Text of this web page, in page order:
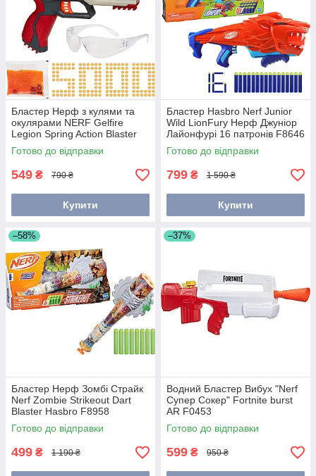
будь-яких місій або битв!
Функціональність
В набори Нерф входить бластер, різну
кількість дротиків, струменевий насос,
залежно від моделі, інструкція та
трафарети.
Надійність
Якщо ви незадоволені покупкою, ми
повернемо гроші або замінити товар
протягом 14 днів з моменту покупки за
Бластер Нерф з кулями та
окулярами NERF Gelfire
Legion Spring Action Blaster
Hasbro F7979
Готово до відправки
549 ₴ 790 ₴
Купити
Бластер Hasbro Nerf Junior
Wild LionFury Нерф Джуніор
Лайонфурі 16 патронів F8646
Готово до відправки
799 ₴ 1 590 ₴
Купити
–58%
Бластер Нерф Зомбі Страйк
Nerf Zombie Strikeout Dart
Blaster Hasbro F8958
Готово до відправки
499 ₴ 1 190 ₴
–37%
Водний Бластер Вибух "Nerf
Супер Сокер" Fortnite burst
AR F0453
Готово до відправки
599 ₴ 950 ₴